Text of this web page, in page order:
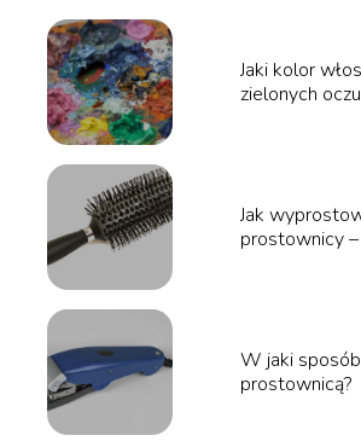
Jaki kolor
zielonych
Jak
prostownicy
W jaki
prostownicą?